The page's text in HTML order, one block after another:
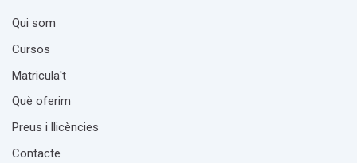
Qui som
Cursos
Matricula't
Què oferim
Preus i llicències
Contacte